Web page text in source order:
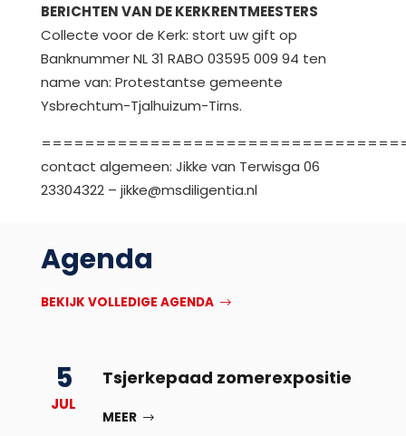
BERICHTEN VAN DE KERKRENTMEESTERS
Collecte voor de Kerk: stort uw gift op
Banknummer NL 31 RABO 03595 009 94 ten
name van: Protestantse gemeente
Ysbrechtum-Tjalhuizum-Tirns.
contact algemeen: Jikke van Terwisga 06
23304322 – jikke@msdiligentia.nl
Agenda
BEKIJK VOLLEDIGE AGENDA
5
JUL
Tsjerkepaad zomerexpositie
MEER